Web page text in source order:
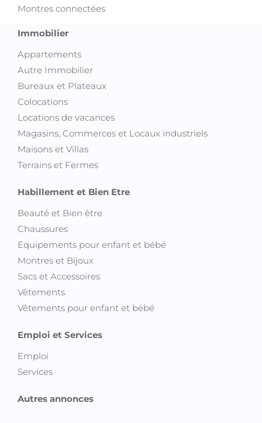
Montres connectées
Immobilier
Appartements
Autre Immobilier
Bureaux et Plateaux
Colocations
Locations de vacances
Magasins, Commerces et Locaux industriels
Maisons et Villas
Terrains et Fermes
Habillement et Bien Etre
Beauté et Bien être
Chaussures
Equipements pour enfant et bébé
Montres et Bijoux
Sacs et Accessoires
Vêtements
Vêtements pour enfant et bébé
Emploi et Services
Emploi
Services
Autres annonces